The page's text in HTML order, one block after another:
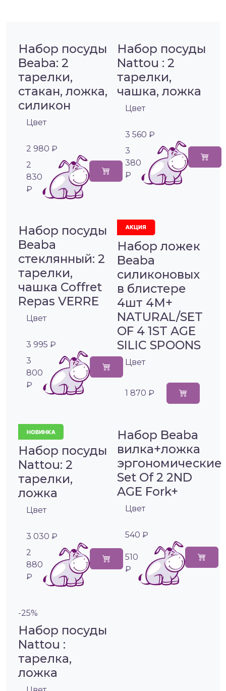
Набор посуды
Beaba: 2
тарелки,
стакан, ложка,
силикон
Цвет
2 980 ₽
2
830
₽
Набор посуды
Nattou : 2
тарелки,
чашка, ложка
Цвет
3 560 ₽
3
380
₽
Набор посуды
Beaba
стеклянный: 2
тарелки,
чашка Coffret
Repas VERRE
Цвет
3 995 ₽
3
800
₽
Набор ложек
Beaba
силиконовых
в блистере
4шт 4М+
NATURAL/SET
OF 4 1ST AGE
SILIC SPOONS
Цвет
1 870 ₽
Набор посуды
Nattou: 2
тарелки,
ложка
Цвет
3 030 ₽
2
880
₽
Набор Beaba
вилка+ложка
эргономические
Set Of 2 2ND
AGE Fork+
Цвет
540 ₽
510
₽
-25%
Набор посуды
Nattou :
тарелка,
ложка